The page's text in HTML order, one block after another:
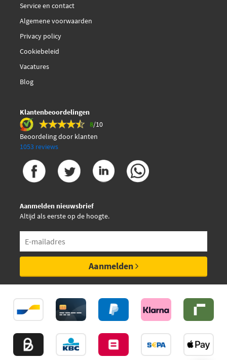
Service en contact
Algemene voorwaarden
Privacy policy
Cookiebeleid
Vacatures
Blog
Klantenbeoordelingen
8/10
Beoordeling door klanten
1053 reviews
Aanmelden nieuwsbrief
Altijd als eerste op de hoogte.
Aanmelden